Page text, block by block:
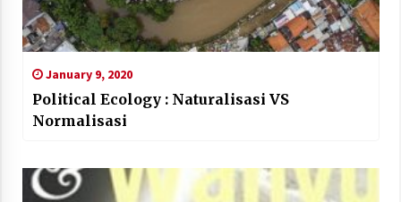
January 9, 2020
Political Ecology : Naturalisasi VS
Normalisasi